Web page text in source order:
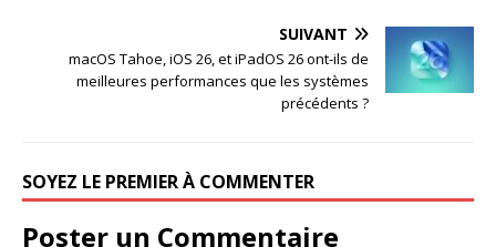
SUIVANT
macOS Tahoe, iOS 26, et iPadOS 26 ont-ils de
meilleures performances que les systèmes
précédents ?
SOYEZ LE PREMIER À COMMENTER
Poster un Commentaire